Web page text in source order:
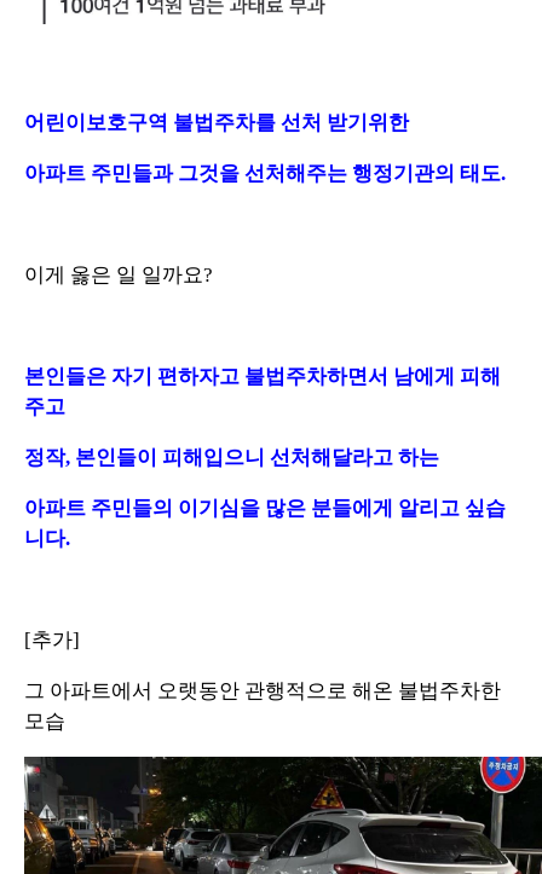
어린이보호구역 불법주차를 선처 받기위한
아파트 주민들과 그것을 선처해주는 행정기관의 태도.
이게 옳은 일 일까요?
본인들은 자기 편하자고 불법주차하면서 남에게 피해
주고
정작, 본인들이 피해입으니 선처해달라고 하는
아파트 주민들의 이기심을 많은 분들에게 알리고 싶습
니다.
[추가]
그 아파트에서 오랫동안 관행적으로 해온 불법주차한
모습